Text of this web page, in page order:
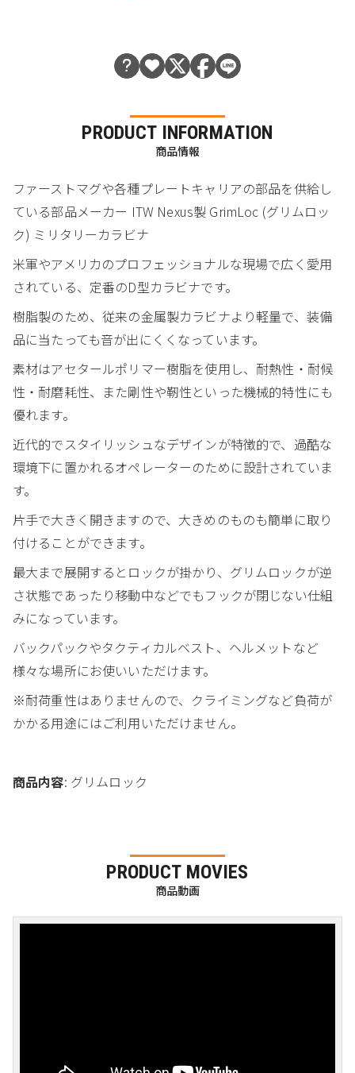
PRODUCT INFORMATION
商品情報
ファーストマグや各種プレートキャリアの部品を供給し
ている部品メーカー ITW Nexus製 GrimLoc (グリムロッ
ク) ミリタリーカラビナ
米軍やアメリカのプロフェッショナルな現場で広く愛用
されている、定番のD型カラビナです。
樹脂製のため、従来の金属製カラビナより軽量で、装備
品に当たっても音が出にくくなっています。
素材はアセタールポリマー樹脂を使用し、耐熱性・耐候
性・耐磨耗性、また剛性や靭性といった機械的特性にも
優れます。
近代的でスタイリッシュなデザインが特徴的で、過酷な
環境下に置かれるオペレーターのために設計されていま
す。
片手で大きく開きますので、大きめのものも簡単に取り
付けることができます。
最大まで展開するとロックが掛かり、グリムロックが逆
さ状態であったり移動中などでもフックが閉じない仕組
みになっています。
バックパックやタクティカルベスト、ヘルメットなど
様々な場所にお使いいただけます。
※耐荷重性はありませんので、クライミングなど負荷が
かかる用途にはご利用いただけません。
商品内容: グリムロック
PRODUCT MOVIES
商品動画